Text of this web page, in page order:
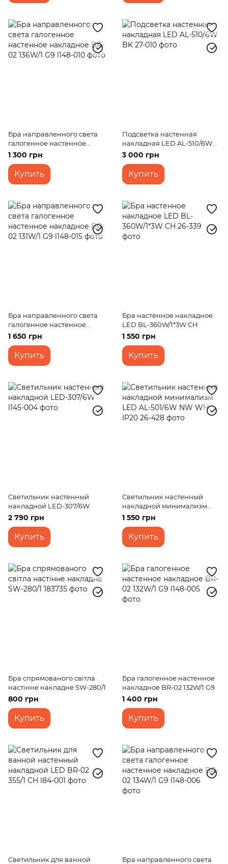
Бра направленного света
галогенное настенное
накладное BR-02 136W/1 G9
1 300 грн
Купить
Подсветка настенная
накладная LED AL-510/6W
BK
3 000 грн
Купить
Бра направленного света
галогенное настенное
накладное BR-02 131W/1 G9
1 650 грн
Купить
Бра настенное накладное
LED BL-360W/1*3W CH
1 550 грн
Купить
Светильник настенный
накладной LED-307/6W
2 790 грн
Купить
Светильник настенный
накладной минимализм
LED AL-501/6W NW WH IP20
1 550 грн
Купить
Бра спрямованого світла
настінне накладне SW-280/1
800 грн
Купить
Бра галогенное настенное
накладное BR-02 132W/1 G9
1 400 грн
Купить
Светильник для ванной
Бра направленного света